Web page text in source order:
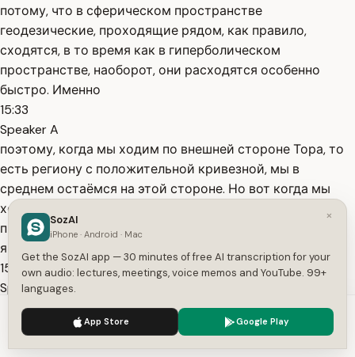
потому, что в сферическом пространстве
геодезические, проходящие рядом, как правило,
сходятся, в то время как в гиперболическом
пространстве, наоборот, они расходятся особенно
быстро. Именно
15:33
Speaker A
поэтому, когда мы ходим по внешней стороне Тора, то
есть региону с положительной кривезной, мы в
среднем остаёмся на этой стороне. Но вот когда мы
ходим по внутренней стороне Тора, кривезна
пространства в которой отрицательная, то есть это
является участком гиперболического пространства.
15:50
Speaker A
Любое, даже самое маленькое отклонение от нашего
пути не остаётся таким маленьким. Оно начинает очень
быстро усиливаться, из-за чего кажется, что как будто
We use cookies to enhance your experience.
×
SozAI
iPhone · Android · Mac
Get the SozAI app — 30 minutes of free AI transcription for your
own audio: lectures, meetings, voice memos and YouTube. 99+
languages.
App Store Google Play